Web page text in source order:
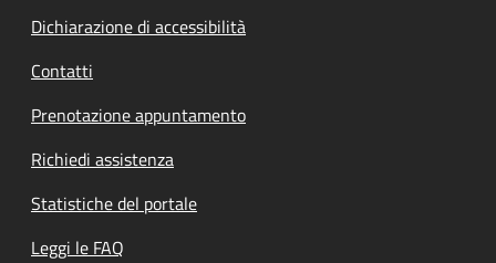
Dichiarazione di accessibilità
Contatti
Prenotazione appuntamento
Richiedi assistenza
Statistiche del portale
Leggi le FAQ